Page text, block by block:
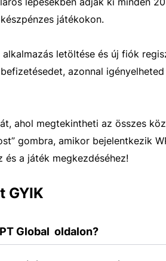
játékokon.
letöltése és új fiók
azonnal
ahol megtekintheti az összes
gombra, amikor bejelentkezik
a játék megkezdéséhez!
GYIK
Global  oldalon?